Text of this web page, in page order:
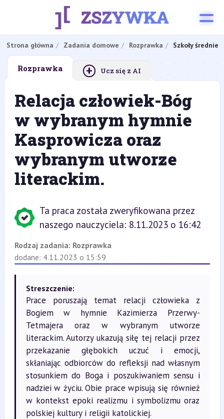
Strona główna Zadania domowe Rozprawka Szkoły średnie
Rozprawka + Ucz się z AI
Relacja człowiek-Bóg
w wybranym hymnie
Kasprowicza oraz
wybranym utworze
literackim.
Ta praca została zweryfikowana przez
naszego nauczyciela: 8.11.2023 o 16:42
Rodzaj zadania: Rozprawka
dodane: 4.11.2023 o 15:59
Streszczenie:
Prace poruszają temat relacji człowieka z
Bogiem w hymnie Kazimierza Przerwy-
Tetmajera oraz w wybranym utworze
literackim. Autorzy ukazują siłę tej relacji przez
przekazanie głębokich uczuć i emocji,
skłaniając odbiorców do refleksji nad własnym
stosunkiem do Boga i poszukiwaniem sensu i
nadziei w życiu. Obie prace wpisują się również
w kontekst epoki realizmu i symbolizmu oraz
polskiej kultury i religii katolickiej.